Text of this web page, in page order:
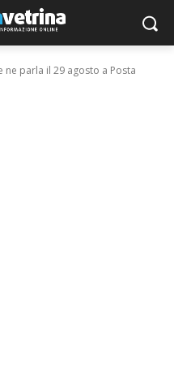
ne parla il 29 agosto a Posta